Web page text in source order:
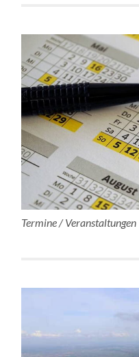
Termine / Veranstaltungen